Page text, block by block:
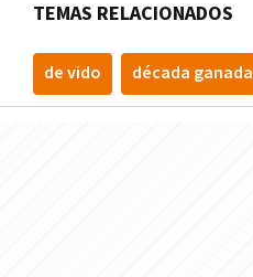
TEMAS RELACIONADOS
de vido década ganada